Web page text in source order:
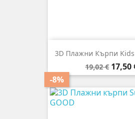
3D Плажни Кърпи Kids
Редовна
цена
19,02 €
-8%
Цена
17,50